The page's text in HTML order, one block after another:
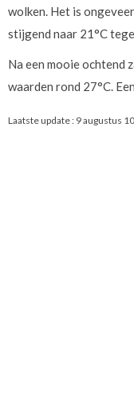
wolken. Het is
stijgend naar 21°C
Na een mooie ochtend
waarden rond 27°C.
Laatste update : 9 augustus